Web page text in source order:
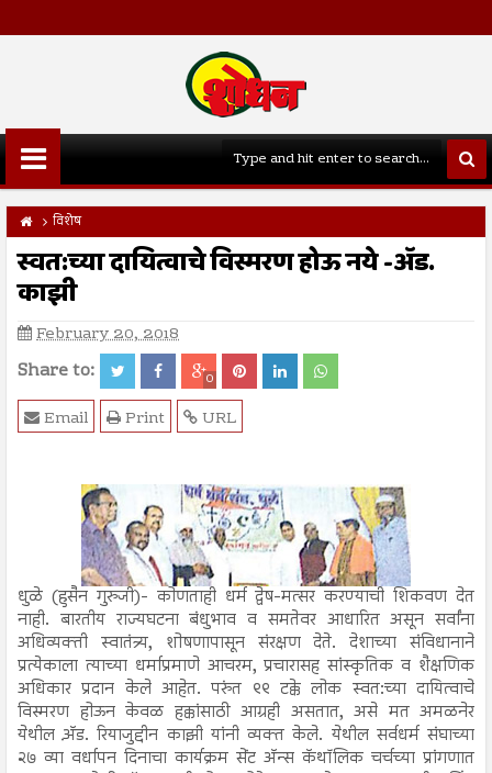
विशेष
स्वत:च्या दायित्वाचे विस्मरण होऊ नये -अ‍ॅड.
काझी
February 20, 2018
Share to: 0
URL
Print
Email
धुळे (हुसैन गुरुजी)- कोणताही धर्म द्वेष-मत्सर करण्याची शिकवण देत
नाही. बारतीय राज्यघटना बंधुभाव व समतेवर आधारित असून सर्वांना
अधिव्यक्ती स्वातंत्र्य, शोषणापासून संरक्षण देते. देशाच्या संविधानाने
प्रत्येकाला त्याच्या धर्माप्रमाणे आचरम, प्रचारासह सांस्कृतिक व शैक्षणिक
अधिकार प्रदान केले आहेत. परुंत ९९ टक्के लोक स्वत:च्या दायित्वाचे
विस्मरण होऊन केवळ हक्कांसाठी आग्रही असतात, असे मत अमळनेर
येथील अ‍ॅ़ड. रियाजुद्दीन काझी यांनी व्यक्त केले. येथील सर्वधर्म संघाच्या
२७ व्या वर्धापन दिनाचा कार्यक्रम सेंट अ‍ॅन्स कॅथॉलिक चर्चच्या प्रांगणात